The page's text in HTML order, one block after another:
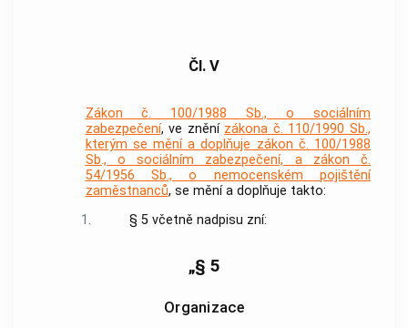
Čl. V
Zákon č. 100/1988 Sb., o sociálním
zabezpečení, ve znění zákona č. 110/1990 Sb.,
kterým se mění a doplňuje zákon č. 100/1988
Sb., o sociálním zabezpečení, a zákon č.
54/1956 Sb., o nemocenském pojištění
zaměstnanců, se mění a doplňuje takto:
1.
§ 5 včetně nadpisu zní:
„§ 5
Organizace